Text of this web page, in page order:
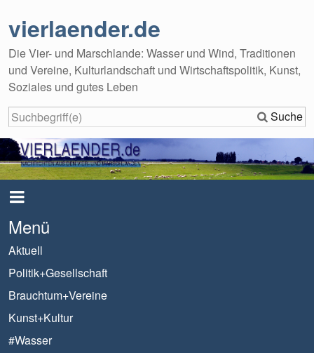
vierlaender.de
Die Vier- und Marschlande: Wasser und Wind, Traditionen
und Vereine, Kulturlandschaft und Wirtschaftspolitik, Kunst,
Soziales und gutes Leben
Suche
Menü
Aktuell
Politik+Gesellschaft
Brauchtum+Vereine
Kunst+Kultur
#Wasser